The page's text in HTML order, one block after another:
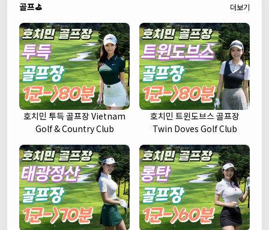
골프⛳ 더보기
호치민 투득 골프장 Vietnam
Golf & Country Club
호치민 트윈도브스 골프장
Twin Doves Golf Club